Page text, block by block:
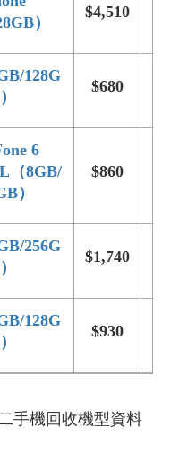
）
$4,510
128G
$680
6
（8GB/
）
$860
256G
$1,740
128G
$930
手機回收機型資料